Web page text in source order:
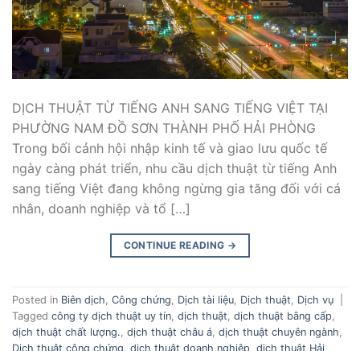
DỊCH THUẬT TỪ TIẾNG ANH SANG TIẾNG VIỆT TẠI
PHƯỜNG NAM ĐỒ SƠN THÀNH PHỐ HẢI PHÒNG
Trong bối cảnh hội nhập kinh tế và giao lưu quốc tế
ngày càng phát triển, nhu cầu dịch thuật từ tiếng Anh
sang tiếng Việt đang không ngừng gia tăng đối với cá
nhân, doanh nghiệp và tổ […]
CONTINUE READING →
Posted in Biên dịch, Công chứng, Dịch tài liệu, Dịch thuật, Dịch vụ
Tagged công ty dịch thuật uy tín, dịch thuật, dịch thuật bằng cấp,
dịch thuật chất lượng., dịch thuật châu á, dịch thuật chuyên ngành,
Dịch thuật công chứng, dịch thuật doanh nghiệp, dịch thuật Hải